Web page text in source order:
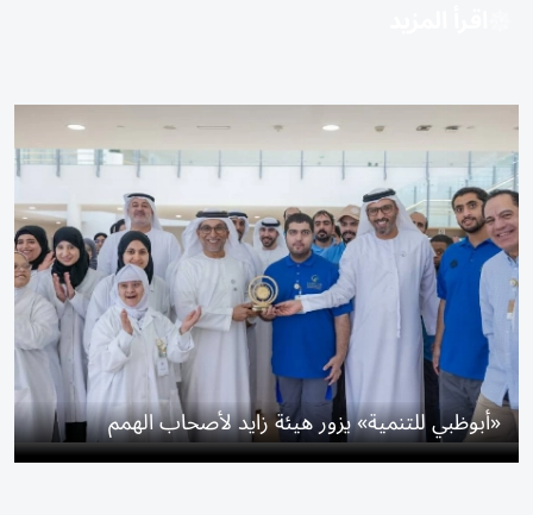
«أبوظبي للتنمية» يزور هيئة زايد لأصحاب الهمم